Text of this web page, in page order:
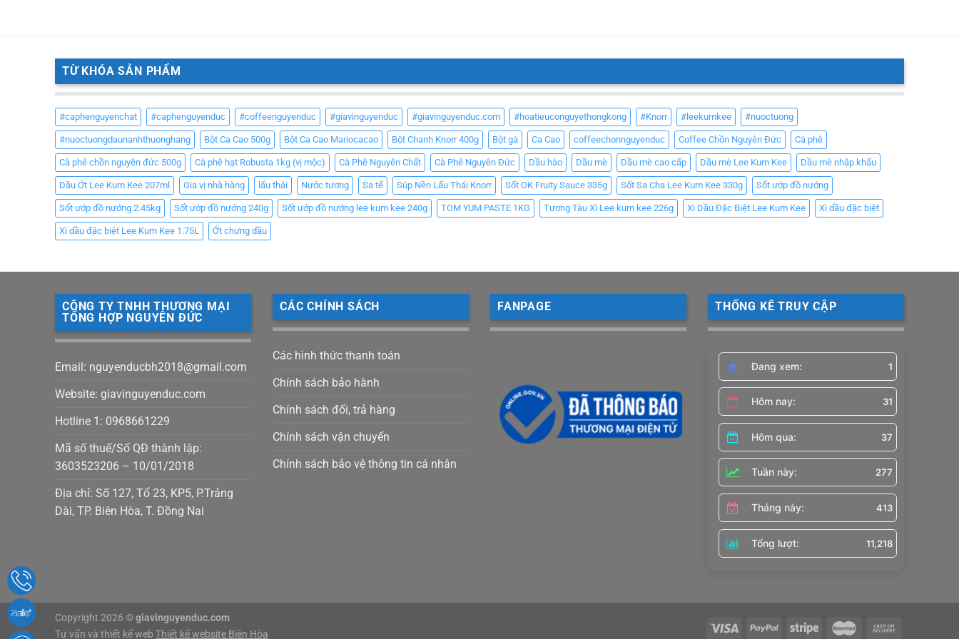
TỪ KHÓA SẢN PHẨM
#caphenguyenchat #caphenguyenduc #coffeenguyenduc #giavinguyenduc #giavinguyenduc.com #hoatieuconguyethongkong #Knorr #leekumkee #nuoctuong
#nuoctuongdaunanhthuonghang Bột Ca Cao 500g Bột Ca Cao Mariocacao Bột Chanh Knorr 400g Bột gà Ca Cao coffeechonnguyenduc Coffee Chồn Nguyên Đức Cà phê
Cà phê chồn nguyên đức 500g Cà phê hạt Robusta 1kg (vị mộc) Cà Phê Nguyên Chất Cà Phê Nguyên Đức Dầu hào Dầu mè Dầu mè cao cấp Dầu mè Lee Kum Kee Dầu mè nhập khẩu
Dầu Ớt Lee Kum Kee 207ml Gia vị nhà hàng lẩu thái Nước tương Sa tế Súp Nền Lẩu Thái Knorr Sốt OK Fruity Sauce 335g Sốt Sa Cha Lee Kum Kee 330g Sốt ướp đồ nướng
Sốt ướp đồ nướng 2.45kg Sốt ướp đồ nướng 240g Sốt ướp đồ nướng lee kum kee 240g TOM YUM PASTE 1KG Tương Tàu Xì Lee kum kee 226g Xì Dầu Đặc Biệt Lee Kum Kee Xì dầu đặc biệt
Xì dầu đặc biệt Lee Kum Kee 1.75L Ớt chưng dầu
CÔNG TY TNHH THƯƠNG MẠI
TỔNG HỢP NGUYÊN ĐỨC
Email: nguyenducbh2018@gmail.com
Website: giavinguyenduc.com
Hotline 1: 0968661229
Mã số thuế/Số QĐ thành lập:
3603523206 – 10/01/2018
Địa chỉ: Số 127, Tổ 23, KP5, P.Trảng
Dài, TP. Biên Hòa, T. Đồng Nai
CÁC CHÍNH SÁCH
Các hình thức thanh toán
Chính sách bảo hành
Chính sách đổi, trả hàng
Chính sách vận chuyển
Chính sách bảo vệ thông tin cá nhân
FANPAGE THỐNG KÊ TRUY CẬP
Đang xem: 1
Hôm nay: 31
Hôm qua: 37
Tuần này: 277
Tháng này: 413
Tổng lượt: 11,218
Copyright 2026 © giavinguyenduc.com
Tư vấn và thiết kế web Thiết kế website Biên Hòa